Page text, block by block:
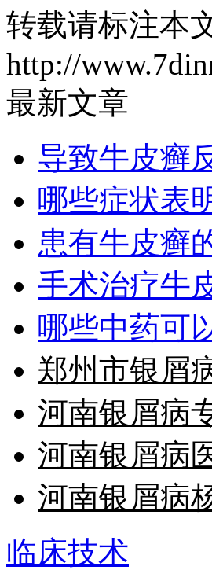
转载请标注本
http://
最新文章
导致牛皮癣
哪些症状表
患有牛皮癣
手术治疗牛
哪些中药可
郑州市银屑
河南银屑病
河南银屑病
河南银屑病
临床技术